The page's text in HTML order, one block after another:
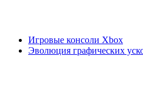
Игровые консоли Xbox
Эволюция графических